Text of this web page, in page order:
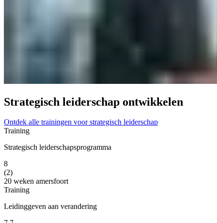
Strategisch leiderschap ontwikkelen
Ontdek alle trainingen voor strategisch leiderschap
Training
Strategisch leiderschapsprogramma
8
(2)
20 weken amersfoort
Training
Leidinggeven aan verandering